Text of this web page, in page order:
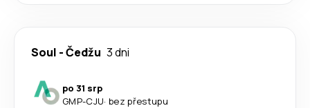
Soul -Čedžu 3 dni
po 31 srp
GMP-CJU· bez přestupu